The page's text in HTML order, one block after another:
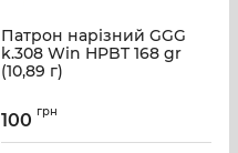
Патрон нарізний GGG
k.308 Win HPBT 168 gr
(10,89 г)
100 грн